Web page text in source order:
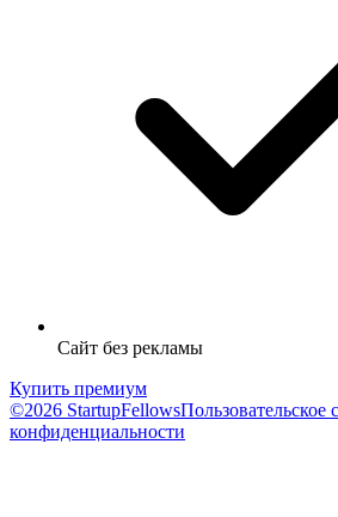
Сайт без рекламы
Купить премиум
©2026 StartupFellowsПользовательское
конфиденциальности